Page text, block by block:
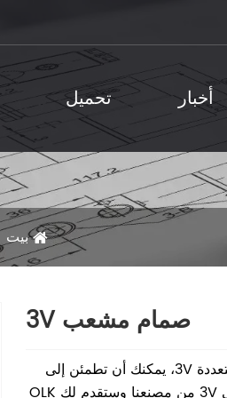
أخبار تحميل
بيت
صمام مشعب 3V
باعتبارنا مصنعًا محترفًا للصمامات المتعددة 3V، يمكنك أن تطمئن إلى
شراء مجموعة صمامات الملف اللولبي 3V من مصنعنا وستقدم لك OLK